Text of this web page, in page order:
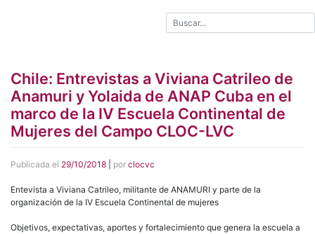
Chile: Entrevistas a Viviana Catrileo de
Anamuri y Yolaida de ANAP Cuba en el
marco de la IV Escuela Continental de
Mujeres del Campo CLOC-LVC
Publicada el 29/10/2018 por clocvc
Entevista a Viviana Catrileo, militante de ANAMURI y parte de la
organización de la IV Escuela Continental de mujeres
Objetivos, expectativas, aportes y fortalecimiento que genera la escuela a